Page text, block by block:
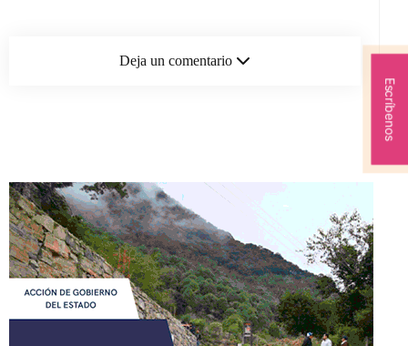
Deja un comentario
Escríbenos